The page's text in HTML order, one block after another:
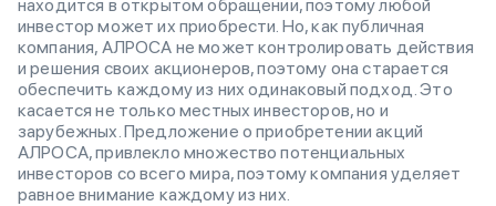
находится в открытом обращении, поэтому любой
инвестор может их приобрести. Но, как публичная
компания, АЛРОСА не может контролировать действия
и решения своих акционеров, поэтому она старается
обеспечить каждому из них одинаковый подход. Это
касается не только местных инвесторов, но и
зарубежных. Предложение о приобретении акций
АЛРОСА, привлекло множество потенциальных
инвесторов со всего мира, поэтому компания уделяет
равное внимание каждому из них.